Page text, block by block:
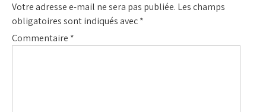
Votre adresse e-mail ne sera pas publiée. Les champs
obligatoires sont indiqués avec*
Commentaire *